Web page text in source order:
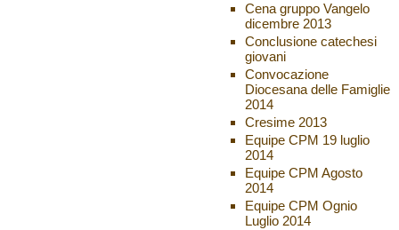
Cena gruppo Vangelo
dicembre 2013
Conclusione catechesi
giovani
Convocazione
Diocesana delle Famiglie
2014
Cresime 2013
Equipe CPM 19 luglio
2014
Equipe CPM Agosto
2014
Equipe CPM Ognio
Luglio 2014